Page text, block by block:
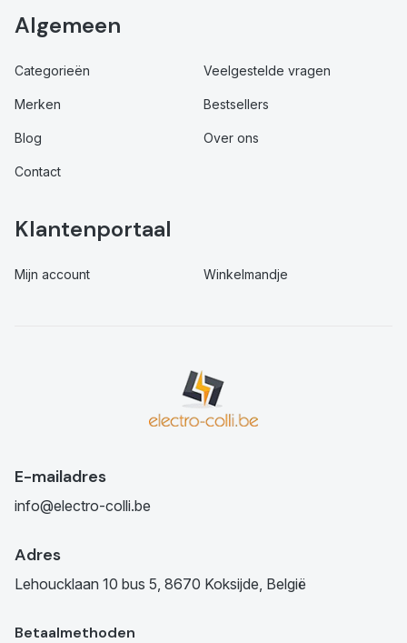
Algemeen
Categorieën Veelgestelde vragen
Merken Bestsellers
Blog Over ons
Contact
Klantenportaal
Mijn account Winkelmandje
E-mailadres
info@electro-colli.be
Adres
Lehoucklaan 10 bus 5, 8670 Koksijde, België
Betaalmethoden